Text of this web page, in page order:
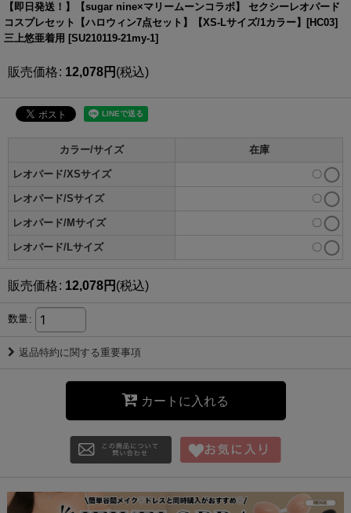
【即日発送！】【sugar nine×マリームーンコラボ】 セクシーレオパード
コスプレセット【ハロウィン7点セット】【XS-Lサイズ/1カラー】[HC03]
三上悠亜着用 [SU210119-21my-1]
販売価格: 12,078円 (税込)
カラー/サイズ 在庫
レオパード/XSサイズ 〇
レオパード/Sサイズ 〇
レオパード/Mサイズ 〇
レオパード/Lサイズ 〇
販売価格: 12,078円 (税込)
数量:
返品特約に関する重要事項
カートに入れる